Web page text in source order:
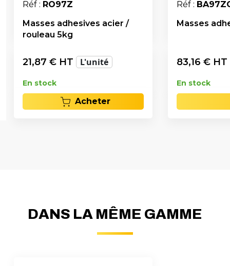
Réf : RO97Z
Masses adhesives acier /
rouleau 5kg
21,87 € HT L'unité
En stock
Acheter
Réf :
Masses
83,16 € HT
En stock
DANS LA MÊME GAMME